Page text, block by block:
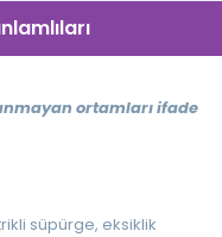
ortamları ifade
süpürge, eksiklik